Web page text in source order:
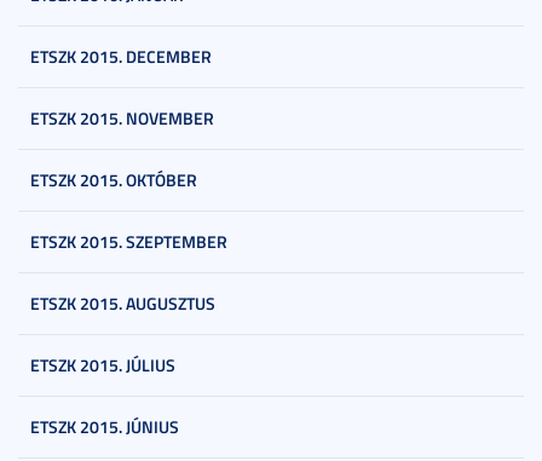
ETSZK 2015. DECEMBER
ETSZK 2015. NOVEMBER
ETSZK 2015. OKTÓBER
ETSZK 2015. SZEPTEMBER
ETSZK 2015. AUGUSZTUS
ETSZK 2015. JÚLIUS
ETSZK 2015. JÚNIUS